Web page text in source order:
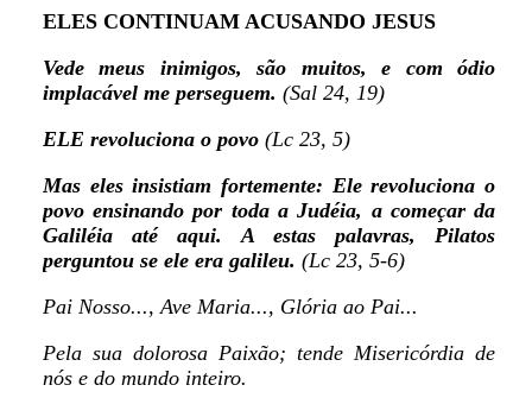
ELES CONTINUAM ACUSANDO JESUS
Vede meus inimigos, são muitos, e com ódio
implacável me perseguem. (Sal 24, 19)
ELE revoluciona o povo (Lc 23, 5)
Mas eles insistiam fortemente: Ele revoluciona o
povo ensinando por toda a Judéia, a começar da
Galiléia até aqui. A estas palavras, Pilatos
perguntou se ele era galileu. (Lc 23, 5-6)
Pai Nosso..., Ave Maria..., Glória ao Pai...
Pela sua dolorosa Paixão; tende Misericórdia de
nós e do mundo inteiro.